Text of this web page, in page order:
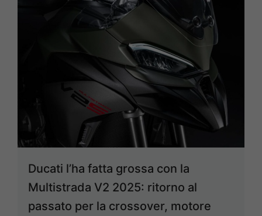
Ducati l’ha fatta grossa con la
Multistrada V2 2025: ritorno al
passato per la crossover, motore